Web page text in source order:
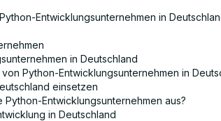
Entwicklungsunternehmen in
in Deutschland
Python-Entwicklungsunternehmen in
einsetzen
Python-Entwicklungsunternehmen aus?
in Deutschland